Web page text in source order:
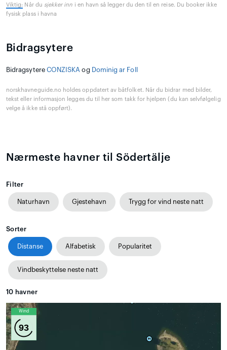
Viktig: Når du sjekker inn i en havn så legger du den til en reise. Du booker ikke
fysisk plass i havna
Bidragsytere
Bidragsytere CONZISKA og Dominig ar Foll
norskhavneguide.no holdes oppdatert av båtfolket. Når du bidrar med bilder,
tekst eller informasjon legges du til her som takk for hjelpen (du kan selvfølgelig
velge å ikke stå oppført).
Nærmeste havner til Södertälje
Filter
Naturhavn Gjestehavn Trygg for vind neste natt
Sorter
Distanse Alfabetisk Popularitet
Vindbeskyttelse neste natt
10 havner
Wind
93